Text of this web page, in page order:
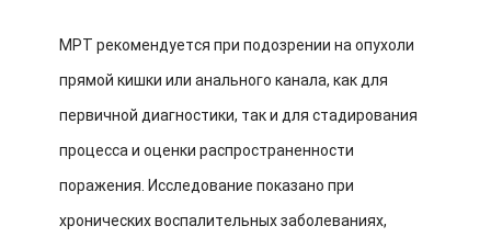
МРТ рекомендуется при подозрении на опухоли
прямой кишки или анального канала, как для
первичной диагностики, так и для стадирования
процесса и оценки распространенности
поражения. Исследование показано при
хронических воспалительных заболеваниях,